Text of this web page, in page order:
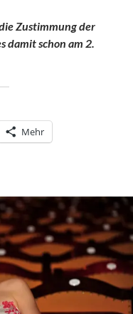
Zustimmung der
damit schon am 2.
den Lahrer Stadtgulden
Mehr